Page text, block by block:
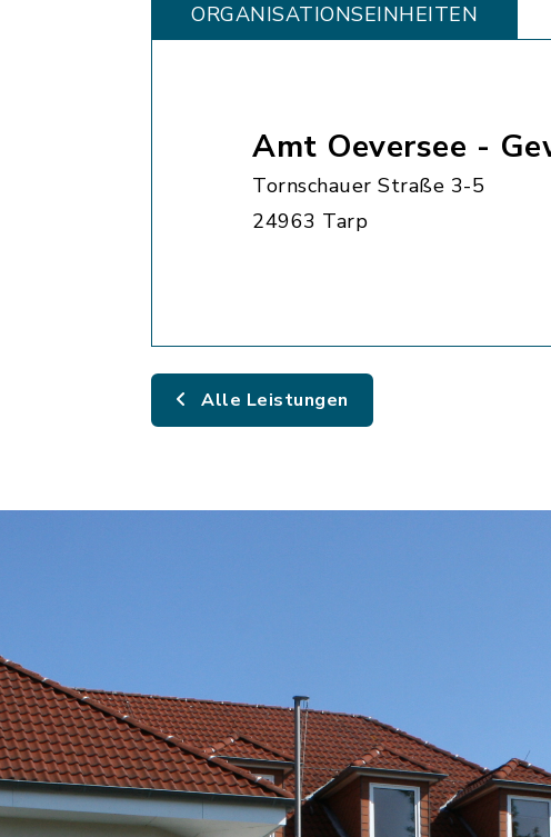
ORGANISATIONS­EINHEITEN
Amt Oeversee -
Tornschauer Straße 3-5
24963 Tarp
Alle Leistungen